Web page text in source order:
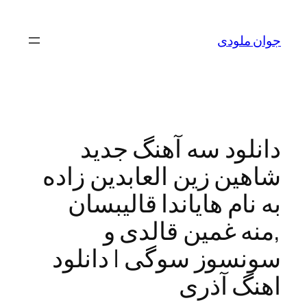
سه آهنگ جدید
زین العابدین زاده
هایاندا قالیبسان
غمین قالدی و
سوگی | دانلود
آذری